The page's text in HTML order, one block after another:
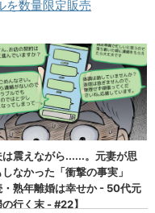
を数量限定販売